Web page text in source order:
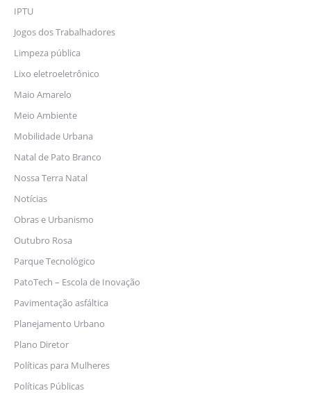
IPTU
Jogos dos Trabalhadores
Limpeza pública
Lixo eletroeletrônico
Maio Amarelo
Meio Ambiente
Mobilidade Urbana
Natal de Pato Branco
Nossa Terra Natal
Notícias
Obras e Urbanismo
Outubro Rosa
Parque Tecnológico
PatoTech – Escola de Inovação
Pavimentação asfáltica
Planejamento Urbano
Plano Diretor
Políticas para Mulheres
Políticas Públicas